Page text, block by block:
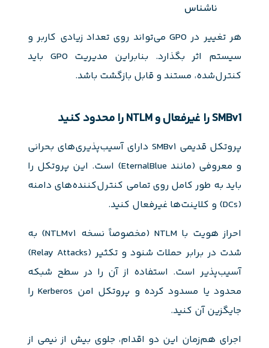
ناشناس
هر تغییر در GPO می‌تواند روی تعداد زیادی کاربر و
سیستم اثر بگذارد. بنابراین مدیریت GPO باید
کنترل‌شده، مستند و قابل بازگشت باشد.
SMBv1 را غیرفعال و NTLM را محدود کنید
پروتکل قدیمی SMBv1 دارای آسیب‌پذیری‌های بحرانی
و معروفی (مانند EternalBlue) است. این پروتکل را
باید به طور کامل روی تمامی کنترل‌کننده‌های دامنه
(DCs) و کلاینت‌ها غیرفعال کنید.
احراز هویت با NTLM (مخصوصاً نسخه NTLMv1) به
شدت در برابر حملات شنود و تکثیر (Relay Attacks)
آسیب‌پذیر است. استفاده از آن را در سطح شبکه
محدود یا مسدود کرده و پروتکل امن Kerberos را
جایگزین آن کنید.
اجرای هم‌زمان این دو اقدام، جلوی بیش از نیمی از